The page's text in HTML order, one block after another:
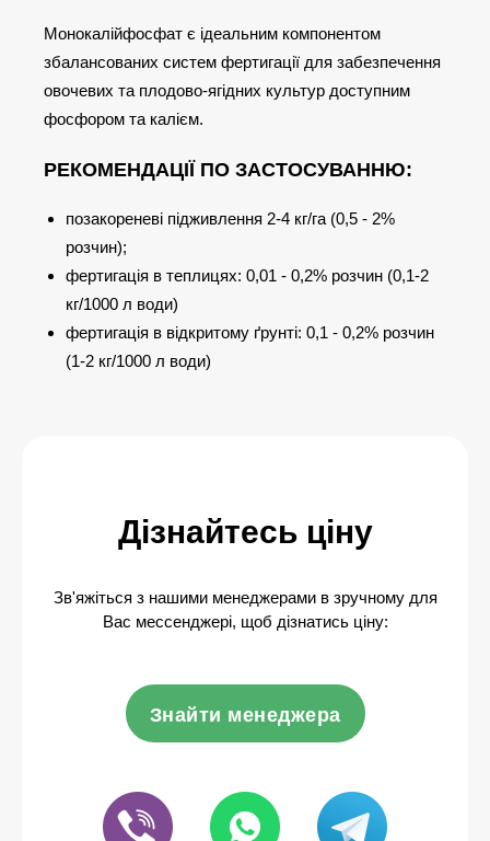
Монокалійфосфат є ідеальним компонентом
збалансованих систем фертигації для забезпечення
овочевих та плодово-ягідних культур доступним
фосфором та калієм.
РЕКОМЕНДАЦІЇ ПО ЗАСТОСУВАННЮ:
позакореневі підживлення 2-4 кг/га (0,5 - 2%
розчин);
фертигація в теплицях: 0,01 - 0,2% розчин (0,1-2
кг/1000 л води)
фертигація в відкритому ґрунті: 0,1 - 0,2% розчин
(1-2 кг/1000 л води)
Дізнайтесь ціну
Зв'яжіться з нашими менеджерами в зручному для
Вас мессенджері, щоб дізнатись ціну:
Знайти менеджера